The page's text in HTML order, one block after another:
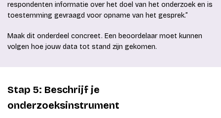
respondenten informatie over het doel van het onderzoek en is
toestemming gevraagd voor opname van het gesprek.”
Maak dit onderdeel concreet. Een beoordelaar moet kunnen
volgen hoe jouw data tot stand zijn gekomen.
Stap 5: Beschrijf je
onderzoeksinstrument